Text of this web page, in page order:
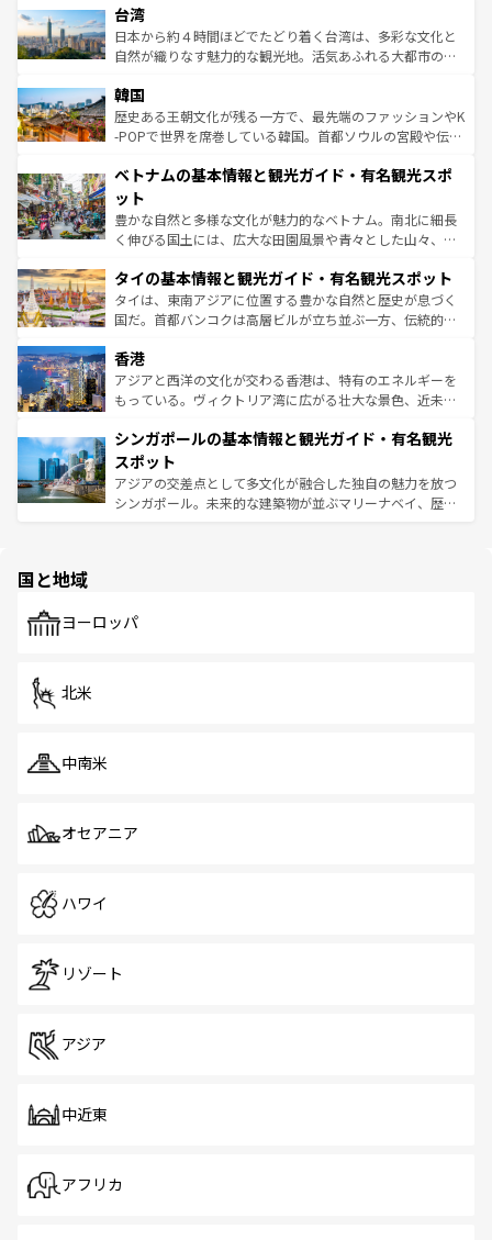
人々、おいしいローカルフードやハワイアンミュージッ
ク、伝統的なフラダンスなど、すべてがハワイの魅力を彩
っている。訪れるたびに新しい発見と感動が待っているハ
はコンテンツ一覧
リアリーフや大陸中央部にそびえるウルル（エアーズロッ
ク）、タスマニアの美しい原生林やケアンズの熱帯雨林な
ど、見どころがたくさん。また、カフェやワイン、オージ
いる。アクティビティも充実しており、サーフィンやダイ
ビング、ハイキングなど、アウトドア好きにはたまらな
い。オーストラリアの多彩な魅力を存分に味わいつくそ
参照してほしい。
台湾
日本から約４時間ほどでたどり着く台湾は、多彩な文化と
自然が織りなす魅力的な観光地。活気あふれる大都市の台
ン）、静ひつな山岳地帯である台湾東部など、都市の喧騒
と山間の静けさが共存しており、訪れる人に新しい発見と
驚きをもたらしてくれる。また、奥深い台湾の食文化も魅
容にもいいと評判のスイーツなど、バラエティ豊かな料理
照してほしい。
韓国
歴史ある王朝文化が残る一方で、最先端のファッションやK
-POPで世界を席巻している韓国。首都ソウルの宮殿や伝統
き、地方に足を延ばせば四季折々の自然美を楽しむことが
できる。そして、キムチや焼肉、絶品のストリートフード
まで、さまざまな韓国料理が待っている。夜には、韓国な
らではのナイトライフも堪能できる。あたたかいホスピタ
わってみてほしい。 なお、新着の韓国情報はコンテンツ一
覧 を参照してほしい。
ベトナムの基本情報と観光ガイド・有名観光スポ
ット
豊かな自然と多様な文化が魅力的なベトナム。南北に細長
く伸びる国土には、広大な田園風景や青々とした山々、世
急速な発展と共に伝統が息づく。ハノイの古い町並みやホ
ーチミン市のフランス統治時代の建物も、独特の雰囲気を
醸し出している。また、バラエティの豊かさとおいしさで
とつ。フォーやバインミー、ベトナムコーヒーなどは、ぜ
ひ現地で味わいたい。どの地域を訪れてもあたたかい人々
が旅行者を迎えてくれるので、きっと忘れられない旅にな
参照してほしい。
タイの基本情報と観光ガイド・有名観光スポット
タイは、東南アジアに位置する豊かな自然と歴史が息づく
国だ。首都バンコクは高層ビルが立ち並ぶ一方、伝統的な
の活気が交差している。北部ではチェンマイなどの山岳地
帯で自然と触れ合い、南部ではプーケットやクラビの美し
いビーチでリゾート気分を楽しむことができる。タイ料理
激する。気候は一年中温暖で、どの季節にも異なる楽しみ
が待っている。親しみやすいタイの人々、仏教を中心とし
た文化、そして多様な観光資源が、訪れる旅人を魅了し続
ける。 なお、新着のタイ情報はコンテンツ一覧を参照して
香港
アジアと西洋の文化が交わる香港は、特有のエネルギーを
もっている。ヴィクトリア湾に広がる壮大な景色、近未来
み、どこを訪れても感動するはず。観光スポットが密集し
ており、効率よく見どころを回れるのも魅力。息をのむよ
うな絶景から文化的な体験まで、香港を存分に楽しみ尽く
そう。 なお、新着の香港情報はコンテンツ一覧を参照して
シンガポールの基本情報と観光ガイド・有名観光
スポット
アジアの交差点として多文化が融合した独自の魅力を放つ
シンガポール。未来的な建築物が並ぶマリーナベイ、歴史
で、ホーカーズは地元の風情を楽しめる外せないスポット
国と地域
ヨーロッパ
北米
中南米
オセアニア
ハワイ
リゾート
アジア
中近東
アフリカ